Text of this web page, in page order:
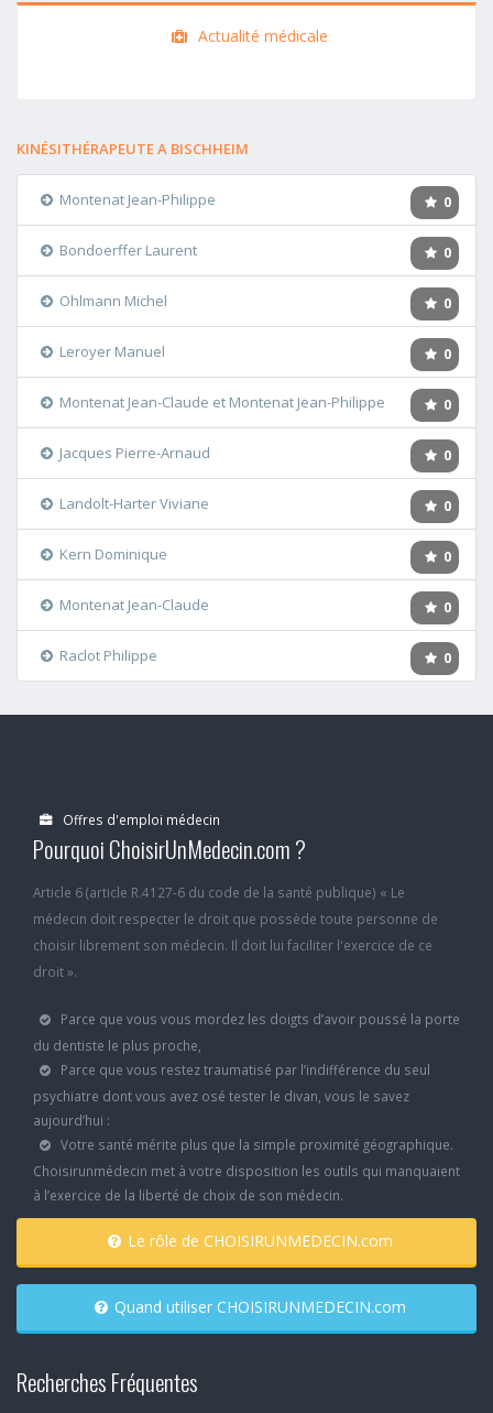
Actualité médicale
KINÉSITHÉRAPEUTE A BISCHHEIM
0
Montenat Jean-Philippe
0
Bondoerffer Laurent
0
Ohlmann Michel
0
Leroyer Manuel
0
Montenat Jean-Claude et Montenat Jean-Philippe
0
Jacques Pierre-Arnaud
0
Landolt-Harter Viviane
0
Kern Dominique
0
Montenat Jean-Claude
0
Raclot Philippe
Offres d'emploi médecin
Pourquoi ChoisirUnMedecin.com ?
Article 6 (article R.4127-6 du code de la santé publique) « Le
médecin doit respecter le droit que possède toute personne de
choisir librement son médecin. Il doit lui faciliter l'exercice de ce
droit ».
Parce que vous vous mordez les doigts d’avoir poussé la porte
du dentiste le plus proche,
Parce que vous restez traumatisé par l’indifférence du seul
psychiatre dont vous avez osé tester le divan, vous le savez
aujourd’hui :
Votre santé mérite plus que la simple proximité géographique.
Choisirunmédecin met à votre disposition les outils qui manquaient
à l’exercice de la liberté de choix de son médecin.
Le rôle de CHOISIRUNMEDECIN.com
Quand utiliser CHOISIRUNMEDECIN.com
Recherches Fréquentes